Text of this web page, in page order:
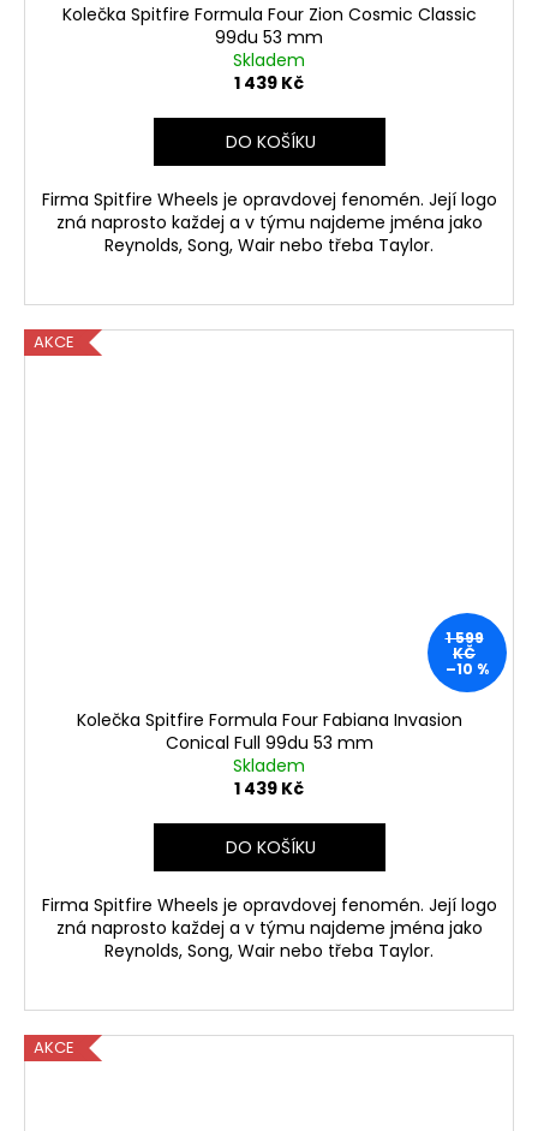
Kolečka Spitfire Formula Four Zion Cosmic Classic
99du 53 mm
Skladem
1 439 Kč
DO KOŠÍKU
Firma Spitfire Wheels je opravdovej fenomén. Její logo
zná naprosto každej a v týmu najdeme jména jako
Reynolds, Song, Wair nebo třeba Taylor.
AKCE
1 599
KČ
–10 %
Kolečka Spitfire Formula Four Fabiana Invasion
Conical Full 99du 53 mm
Skladem
1 439 Kč
DO KOŠÍKU
Firma Spitfire Wheels je opravdovej fenomén. Její logo
zná naprosto každej a v týmu najdeme jména jako
Reynolds, Song, Wair nebo třeba Taylor.
AKCE